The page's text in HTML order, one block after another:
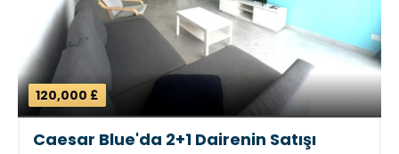
120,000 £
Caesar Blue'da 2+1 Dairenin Satışı